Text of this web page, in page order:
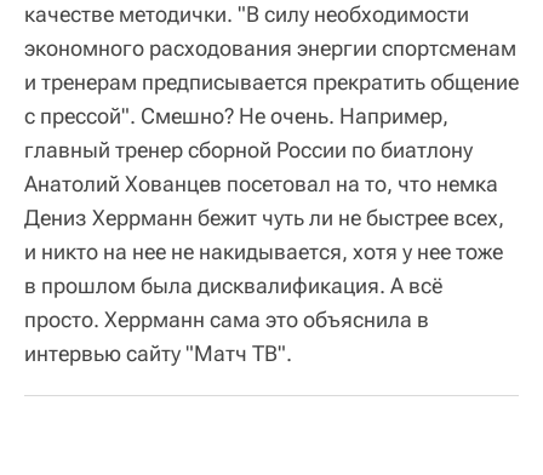
качестве методички. "В силу необходимости
экономного расходования энергии спортсменам
и тренерам предписывается прекратить общение
с прессой". Смешно? Не очень. Например,
главный тренер сборной России по биатлону
Анатолий Хованцев посетовал на то, что немка
Дениз Херрманн бежит чуть ли не быстрее всех,
и никто на нее не накидывается, хотя у нее тоже
в прошлом была дисквалификация. А всё
просто. Херрманн сама это объяснила в
интервью сайту "Матч ТВ".